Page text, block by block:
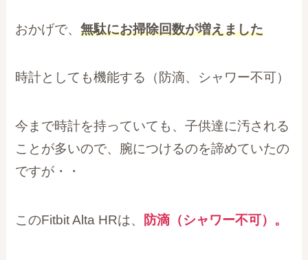
おかげで、無駄にお掃除回数が増えました
時計としても機能する（防滴、シャワー不可）
今まで時計を持っていても、子供達に汚される
ことが多いので、腕につけるのを諦めていたの
ですが・・
このFitbit Alta HRは、 防滴（シャワー不可）。